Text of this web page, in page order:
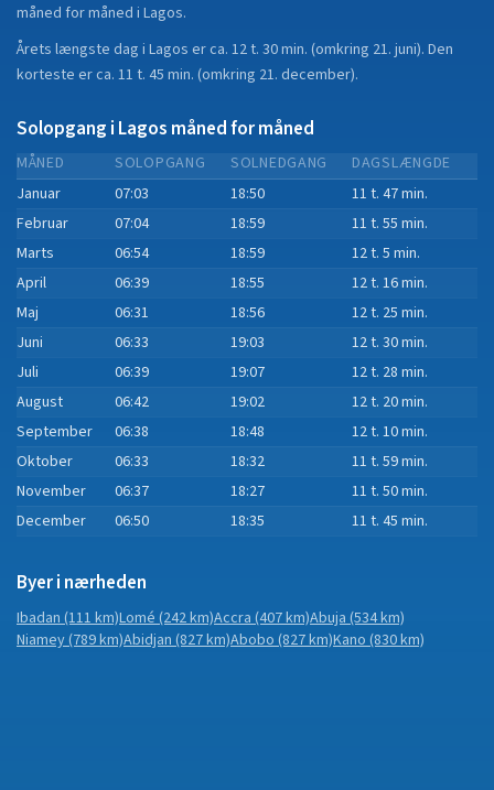
måned for måned i Lagos.
Årets længste dag i Lagos er ca. 12 t. 30 min. (omkring 21. juni). Den
korteste er ca. 11 t. 45 min. (omkring 21. december).
Solopgang i Lagos måned for måned
MÅNED SOLOPGANG SOLNEDGANG
DAGSLÆNGDE
Januar
07:03 18:50
11 t. 47 min.
Februar
07:04 18:59
11 t. 55 min.
Marts
06:54 18:59
12 t. 5 min.
April
06:39 18:55
12 t. 16 min.
Maj
06:31 18:56
12 t. 25 min.
Juni
06:33 19:03
12 t. 30 min.
Juli
06:39 19:07
12 t. 28 min.
August
06:42 19:02
12 t. 20 min.
September
06:38 18:48
12 t. 10 min.
Oktober
06:33 18:32
11 t. 59 min.
November
06:37 18:27
11 t. 50 min.
December
06:50 18:35 11 t. 45 min.
Byer i nærheden
Ibadan(111 km)Lomé(242 km)Accra(407 km)Abuja(534 km)
Niamey(789 km)Abidjan(827 km)Abobo(827 km)Kano(830 km)